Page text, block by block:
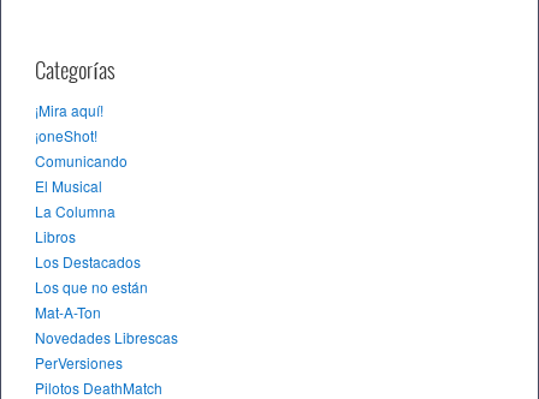
Categorías
¡Mira aquí!
¡oneShot!
Comunicando
El Musical
La Columna
Libros
Los Destacados
Los que no están
Mat-A-Ton
Novedades Librescas
PerVersiones
Pilotos DeathMatch